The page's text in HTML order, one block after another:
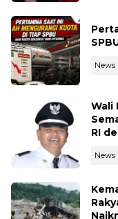
News
Wali
RI
News